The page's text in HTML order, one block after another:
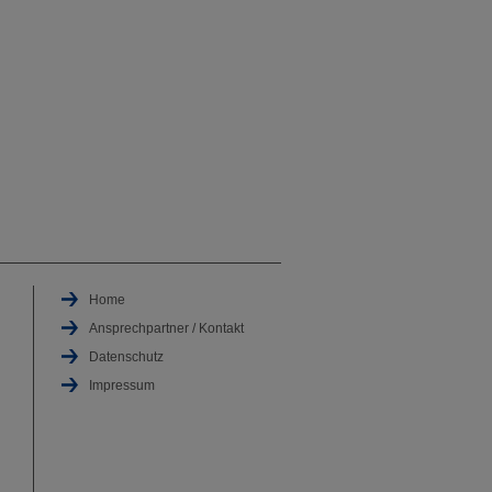
Home
Ansprechpartner / Kontakt
Datenschutz
Impressum